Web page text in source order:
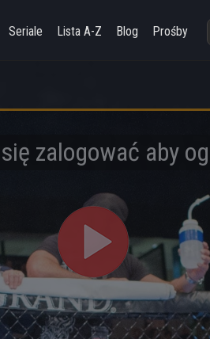
Seriale Lista A-Z Blog Prośby
zalogować aby